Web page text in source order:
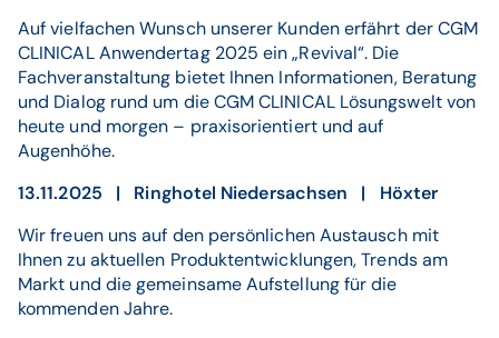
Auf vielfachen Wunsch unserer Kunden erfährt der CGM
CLINICAL Anwendertag 2025 ein „Revival“. Die
Fachveranstaltung bietet Ihnen Informationen, Beratung
und Dialog rund um die CGM CLINICAL Lösungswelt von
heute und morgen – praxisorientiert und auf
Augenhöhe.
13.11.2025 | Ringhotel Niedersachsen | Höxter
Wir freuen uns auf den persönlichen Austausch mit
Ihnen zu aktuellen Produktentwicklungen, Trends am
Markt und die gemeinsame Aufstellung für die
kommenden Jahre.